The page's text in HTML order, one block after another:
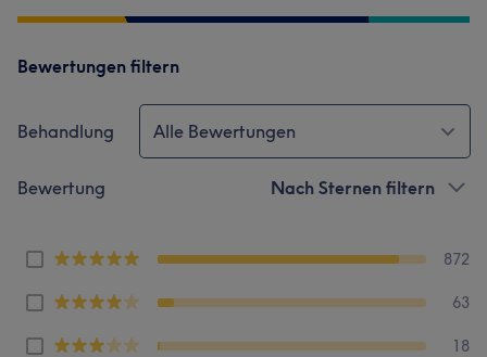
Bewertungen filtern
Behandlung Alle Bewertungen
Bewertung Nach Sternen filtern
872
63
18